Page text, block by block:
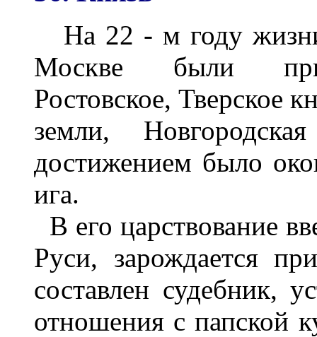
На 22 - м году
Москве были
Ростовское, Тверское
земли,
достижением было
ига.
В его царствование
Руси, зарождается
составлен судебник,
отношения с папской